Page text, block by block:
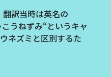
訳当時は英名の
うねずみ“というキャ
ネズミと区別するた